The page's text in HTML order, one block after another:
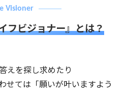
Visioner
フビジョナー』とは？
えを探し求めたり
せては「願いが叶いますよう